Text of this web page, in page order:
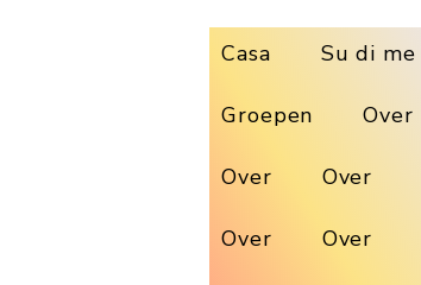
Casa Su di me
Groepen Over
Over Over
Over Over